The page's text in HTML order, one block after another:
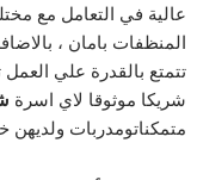
عالية في التعامل مع
المنظفات بامان ،
تتمتع بالقدرة علي
شريكا موثوقا لاي اسرة
متمكناتومدربات